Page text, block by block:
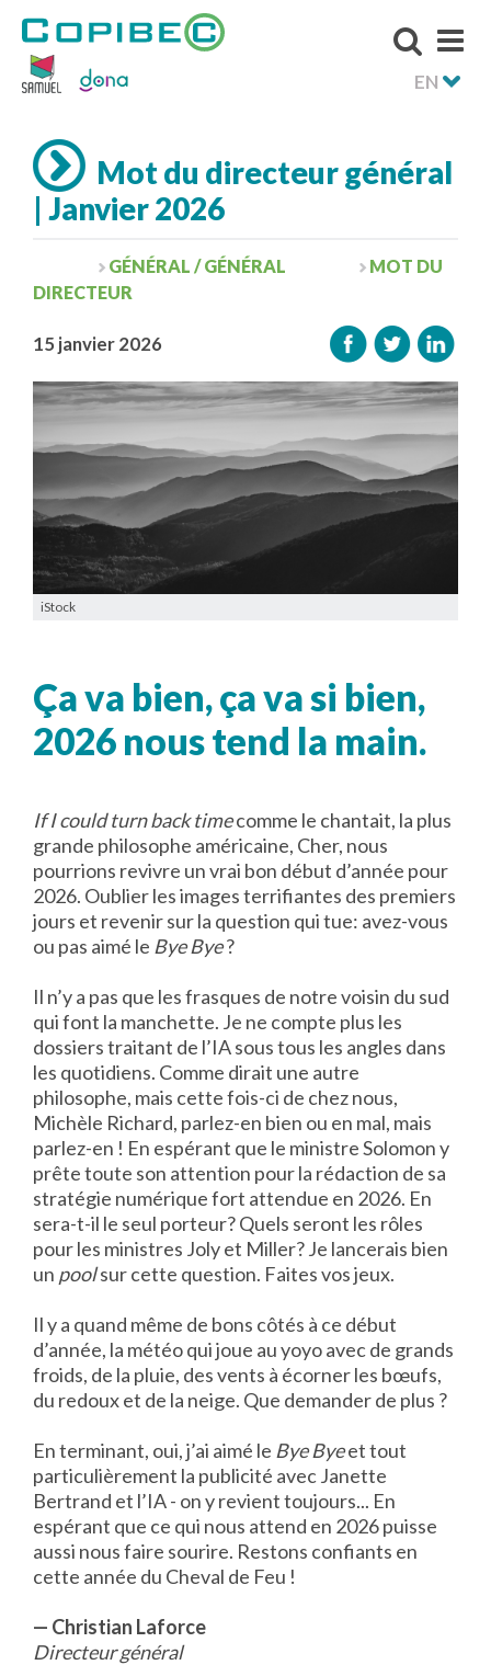
EN
Mot du directeur général
| Janvier 2026
GÉNÉRAL / GÉNÉRAL
MOT DU
DIRECTEUR
15 janvier 2026
iStock
Ça va bien, ça va si bien,
2026 nous tend la main.
If I could turn back timecomme le chantait, la plus
grande philosophe américaine, Cher, nous
pourrions revivre un vrai bon début d’année pour
2026. Oublier les images terrifiantes des premiers
jours et revenir sur la question qui tue: avez-vous
ou pas aimé le Bye Bye?
Il n’y a pas que les frasques de notre voisin du sud
qui font la manchette. Je ne compte plus les
dossiers traitant de l’IA sous tous les angles dans
les quotidiens. Comme dirait une autre
philosophe, mais cette fois-ci de chez nous,
Michèle Richard, parlez-en bien ou en mal, mais
parlez-en ! En espérant que le ministre Solomon y
prête toute son attention pour la rédaction de sa
stratégie numérique fort attendue en 2026. En
sera-t-il le seul porteur? Quels seront les rôles
pour les ministres Joly et Miller? Je lancerais bien
un poolsur cette question. Faites vos jeux.
Il y a quand même de bons côtés à ce début
d’année, la météo qui joue au yoyo avec de grands
froids, de la pluie, des vents à écorner les bœufs,
du redoux et de la neige. Que demander de plus ?
En terminant, oui, j’ai aimé le Bye Byeet tout
particulièrement la publicité avec Janette
Bertrand et l’IA - on y revient toujours... En
espérant que ce qui nous attend en 2026 puisse
aussi nous faire sourire. Restons confiants en
cette année du Cheval de Feu !
— Christian Laforce
Directeur général